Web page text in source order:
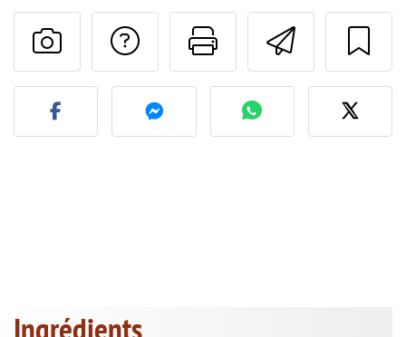
Imprimer
Poser une
Publier votre photo de